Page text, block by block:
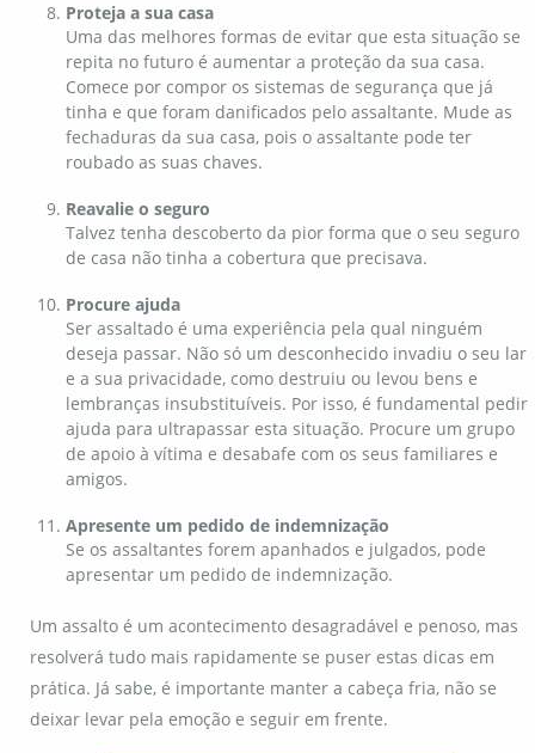
Proteja a sua casa
Uma das melhores formas de evitar que esta situação se
repita no futuro é aumentar a proteção da sua casa.
Comece por compor os sistemas de segurança que já
tinha e que foram danificados pelo assaltante. Mude as
fechaduras da sua casa, pois o assaltante pode ter
roubado as suas chaves.
Reavalie o seguro
Talvez tenha descoberto da pior forma que o seu seguro
de casa não tinha a cobertura que precisava.
Procure ajuda
Ser assaltado é uma experiência pela qual ninguém
deseja passar. Não só um desconhecido invadiu o seu lar
e a sua privacidade, como destruiu ou levou bens e
lembranças insubstituíveis. Por isso, é fundamental pedir
ajuda para ultrapassar esta situação. Procure um grupo
de apoio à vítima e desabafe com os seus familiares e
amigos.
Apresente um pedido de indemnização
Se os assaltantes forem apanhados e julgados, pode
apresentar um pedido de indemnização.
Um assalto é um acontecimento desagradável e penoso, mas
resolverá tudo mais rapidamente se puser estas dicas em
prática. Já sabe, é importante manter a cabeça fria, não se
deixar levar pela emoção e seguir em frente.